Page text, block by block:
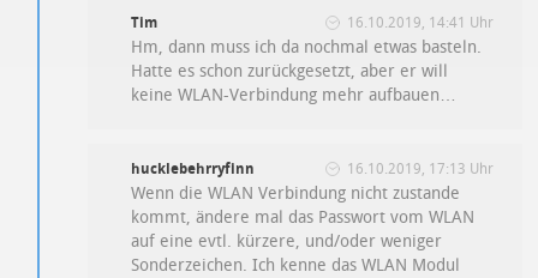
Tim 16.10.2019, 14:41 Uhr
Hm, dann muss ich da nochmal etwas basteln.
Hatte es schon zurückgesetzt, aber er will
keine WLAN-Verbindung mehr aufbauen…
hucklebehrryfinn 16.10.2019, 17:13 Uhr
Wenn die WLAN Verbindung nicht zustande
kommt, ändere mal das Passwort vom WLAN
auf eine evtl. kürzere, und/oder weniger
Sonderzeichen. Ich kenne das WLAN Modul